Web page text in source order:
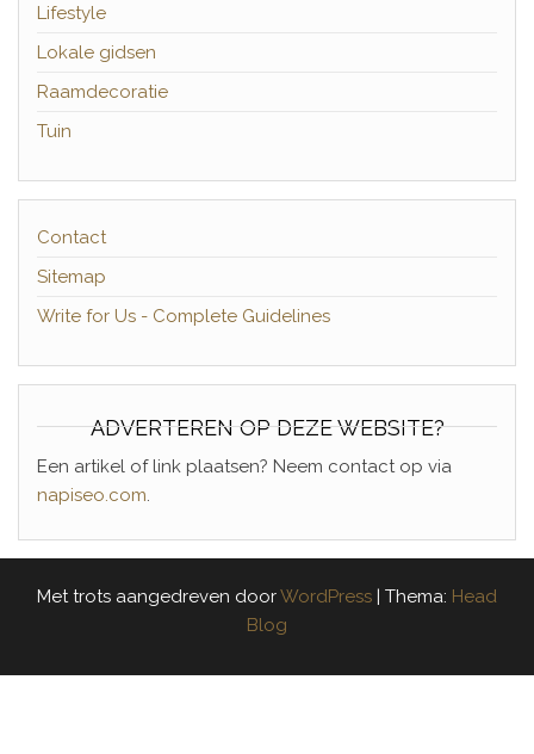
Lifestyle
Lokale gidsen
Raamdecoratie
Tuin
Contact
Sitemap
Write for Us - Complete Guidelines
ADVERTEREN OP DEZE WEBSITE?
Een artikel of link plaatsen? Neem contact op via
napiseo.com.
Met trots aangedreven doorWordPress | Thema: Head
Blog